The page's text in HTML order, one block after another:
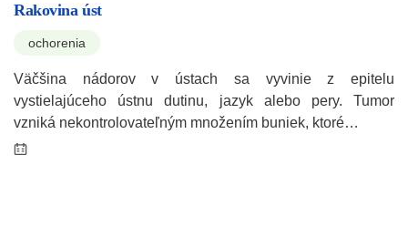
Rakovina úst
ochorenia
Väčšina nádorov v ústach sa vyvinie z epitelu
vystielajúceho ústnu dutinu, jazyk alebo pery. Tumor
vzniká nekontrolovateľným množením buniek, ktoré…